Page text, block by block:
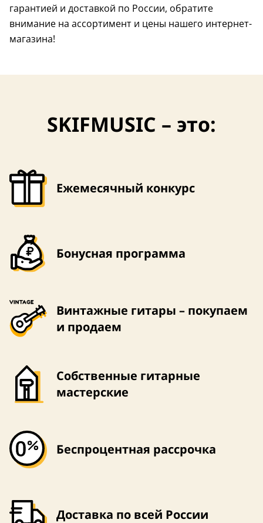
гарантией и доставкой по России, обратите
внимание на ассортимент и цены нашего интернет-
магазина!
SKIFMUSIC – это:
Ежемесячный конкурс
Бонусная программа
Винтажные гитары – покупаем
и продаем
Собственные гитарные
мастерские
Беспроцентная рассрочка
Доставка по всей России